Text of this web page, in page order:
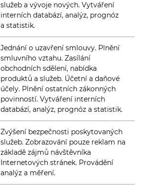
služeb a vývoje nových. Vytváření
interních databází, analýz, prognóz
a statistik.
Jednání o uzavření smlouvy. Plnění
smluvního vztahu. Zasílání
obchodních sdělení, nabídka
produktů a služeb. Účetní a daňové
účely. Plnění ostatních zákonných
povinností. Vytváření interních
databází, analýz, prognóz a statistik.
Zvýšení bezpečnosti poskytovaných
služeb. Zobrazování pouze reklam na
základě zájmů návštěvníka
Internetových stránek. Provádění
analýz a měření.